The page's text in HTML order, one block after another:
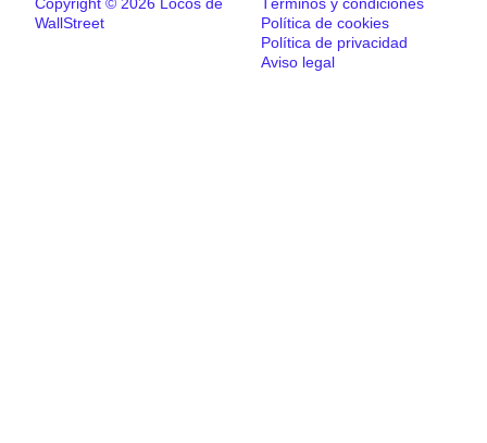
WallStreet
Política de cookies
Política de privacidad
Aviso legal